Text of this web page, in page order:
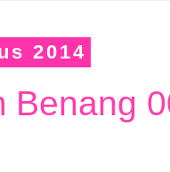
2014
Benang